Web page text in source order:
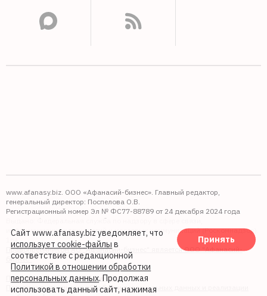
www.afanasy.biz. ООО «Афанасий-бизнес». Главный редактор,
генеральный директор: Поспелова О.В.
Регистрационный номер Эл № ФС77-88789 от 24 декабря 2024 года
Выдано: Федеральная служба по надзору в сфере связи,
информационных технологий и массовых коммуникаций (Роскомнадзор).
Правопреемником АО "Афанасий-бизнес" является ООО "Афанасий-
бизнес"
Политика обработки файлов cookie
Политика в отношении обработки персональных данных и реализации
Сайт www.afanasy.biz уведомляет, что
использует cookie-файлы в
соответствие с редакционной
Политикой в отношении обработки
персональных данных. Продолжая
использовать данный сайт, нажимая
Принять